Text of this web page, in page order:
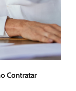
Contratar